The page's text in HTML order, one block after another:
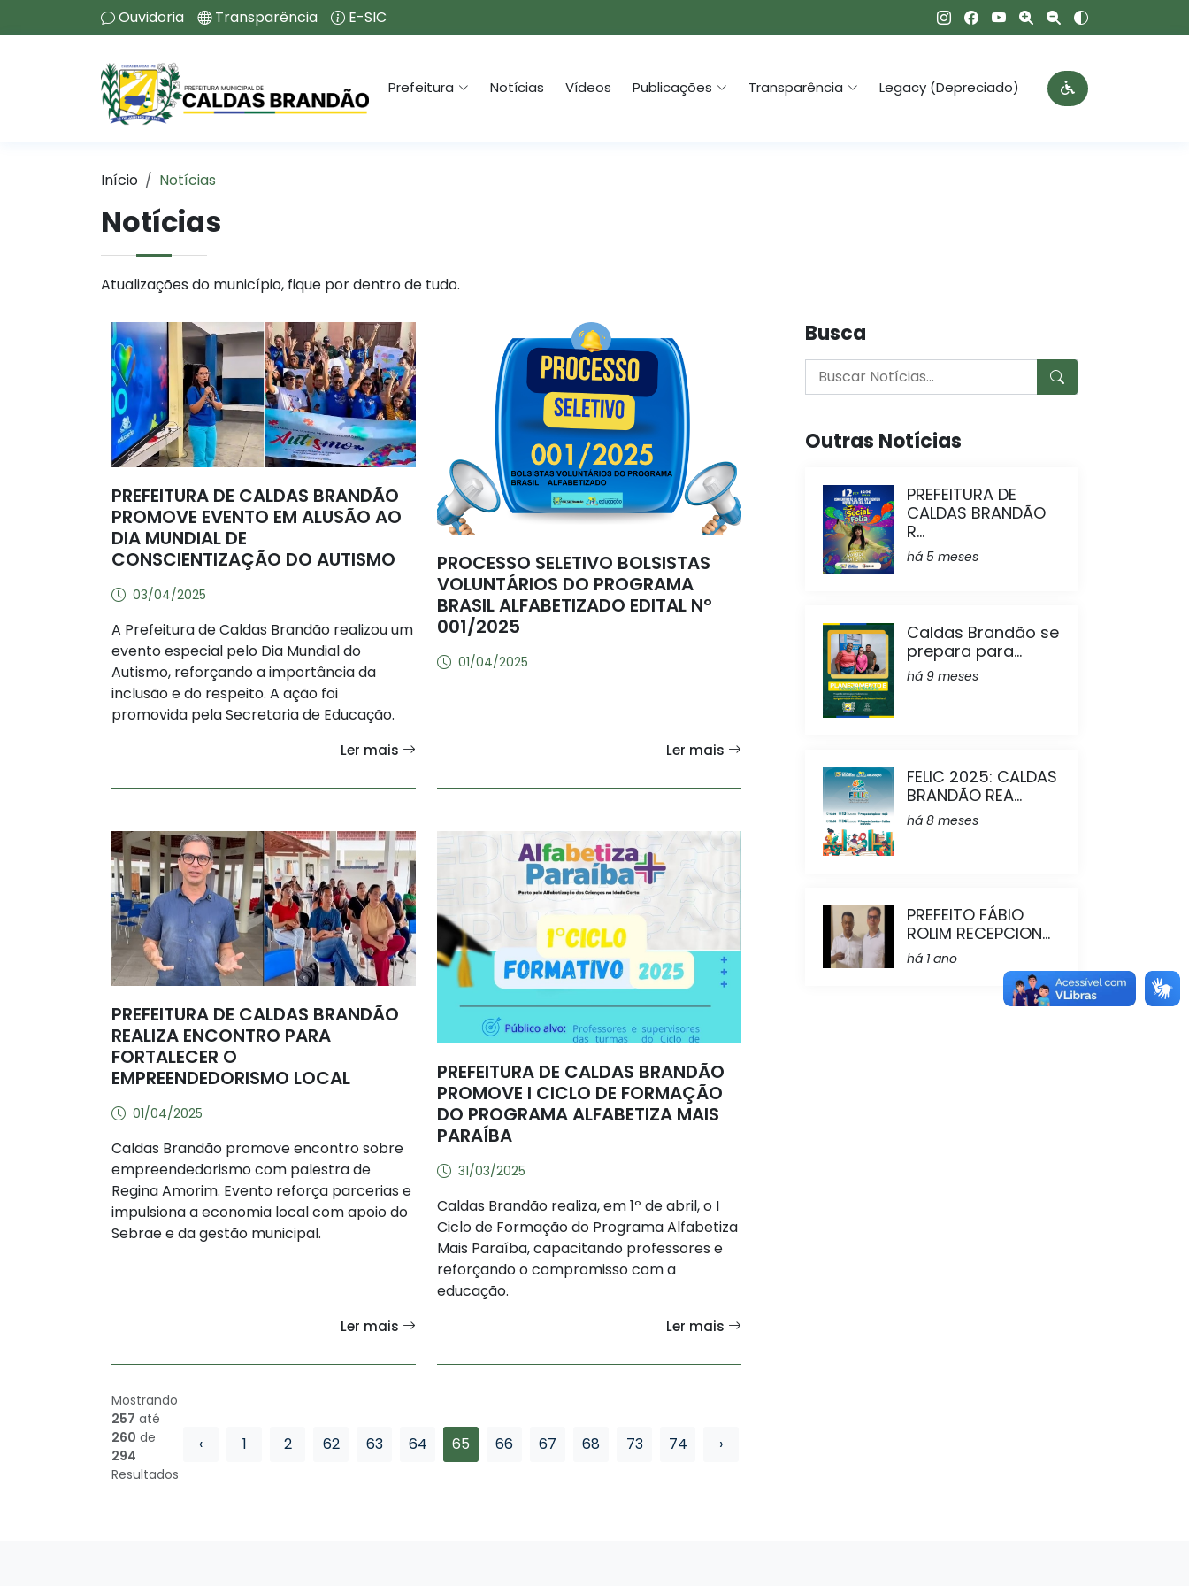
Ouvidoria Transparência E-SIC
Prefeitura Notícias Vídeos Publicações Transparência Legacy (Depreciado)
Início Notícias
Notícias
Atualizações do município, fique por dentro de tudo.
PREFEITURA DE CALDAS BRANDÃO
PROMOVE EVENTO EM ALUSÃO AO
DIA MUNDIAL DE
CONSCIENTIZAÇÃO DO AUTISMO
03/04/2025
A Prefeitura de Caldas Brandão realizou um
evento especial pelo Dia Mundial do
Autismo, reforçando a importância da
inclusão e do respeito. A ação foi
promovida pela Secretaria de Educação.
Ler mais
PROCESSO SELETIVO BOLSISTAS
VOLUNTÁRIOS DO PROGRAMA
BRASIL ALFABETIZADO EDITAL Nº
001/2025
01/04/2025
Ler mais
PREFEITURA DE CALDAS BRANDÃO
REALIZA ENCONTRO PARA
FORTALECER O
EMPREENDEDORISMO LOCAL
01/04/2025
Caldas Brandão promove encontro sobre
empreendedorismo com palestra de
Regina Amorim. Evento reforça parcerias e
impulsiona a economia local com apoio do
Sebrae e da gestão municipal.
Ler mais
PREFEITURA DE CALDAS BRANDÃO
PROMOVE I CICLO DE FORMAÇÃO
DO PROGRAMA ALFABETIZA MAIS
PARAÍBA
31/03/2025
Caldas Brandão realiza, em 1º de abril, o I
Ciclo de Formação do Programa Alfabetiza
Mais Paraíba, capacitando professores e
reforçando o compromisso com a
educação.
Ler mais
Mostrando
257 até
260 de
294
Resultados
‹ 1 2 62 63 64 65 66 67 68 73 74 ›
Busca
Outras Notícias
PREFEITURA DE
CALDAS BRANDÃO
R...
há 5 meses
Caldas Brandão se
prepara para...
há 9 meses
FELIC 2025: CALDAS
BRANDÃO REA...
há 8 meses
PREFEITO FÁBIO
ROLIM RECEPCION...
há 1 ano